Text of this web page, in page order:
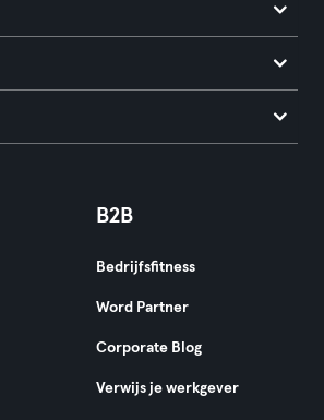
B2B
Bedrijfsfitness
Word Partner
Corporate Blog
Verwijs je werkgever